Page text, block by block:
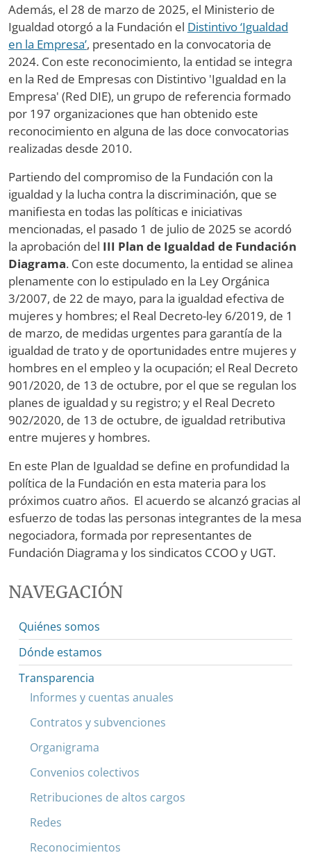
Además, el 28 de marzo de 2025, el Ministerio de
Igualdad otorgó a la Fundación el Distintivo ‘Igualdad
en la Empresa’, presentado en la convocatoria de
2024. Con este reconocimiento, la entidad se integra
en la Red de Empresas con Distintivo 'Igualdad en la
Empresa' (Red DIE), un grupo de referencia formado
por 197 organizaciones que han obtenido este
reconocimiento en alguna de las doce convocatorias
realizadas desde 2010.
Partiendo del compromiso de la Fundación con la
igualdad y la lucha contra la discriminación, que se
manifiesta en todas las políticas e iniciativas
mencionadas, el pasado 1 de julio de 2025 se acordó
la aprobación del III Plan de Igualdad de Fundación
Diagrama. Con este documento, la entidad se alinea
plenamente con lo estipulado en la Ley Orgánica
3/2007, de 22 de mayo, para la igualdad efectiva de
mujeres y hombres; el Real Decreto-ley 6/2019, de 1
de marzo, de medidas urgentes para garantía de la
igualdad de trato y de oportunidades entre mujeres y
hombres en el empleo y la ocupación; el Real Decreto
901/2020, de 13 de octubre, por el que se regulan los
planes de igualdad y su registro; y el Real Decreto
902/2020, de 13 de octubre, de igualdad retributiva
entre mujeres y hombres.
En este Plan de Igualdad se define en profundidad la
política de la Fundación en esta materia para los
próximos cuatro años. El acuerdo se alcanzó gracias al
esfuerzo de todas las personas integrantes de la mesa
negociadora, formada por representantes de
Fundación Diagrama y los sindicatos CCOO y UGT.
NAVEGACIÓN
Quiénes somos
Dónde estamos
Transparencia
Informes y cuentas anuales
Contratos y subvenciones
Organigrama
Convenios colectivos
Retribuciones de altos cargos
Redes
Reconocimientos